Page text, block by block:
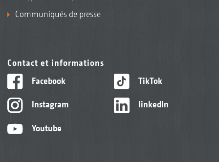
Communiqués de presse
Contact et informations
Facebook
Instagram
Youtube
TikTok
linkedIn